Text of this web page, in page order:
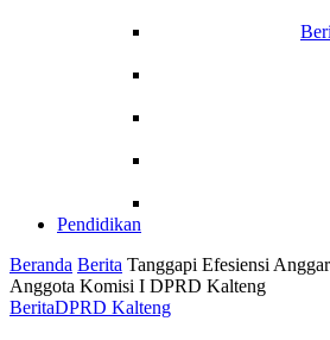
Pendidikan
Beranda Berita Tanggapi Efesiensi
Anggota Komisi I DPRD Kalteng
BeritaDPRD Kalteng